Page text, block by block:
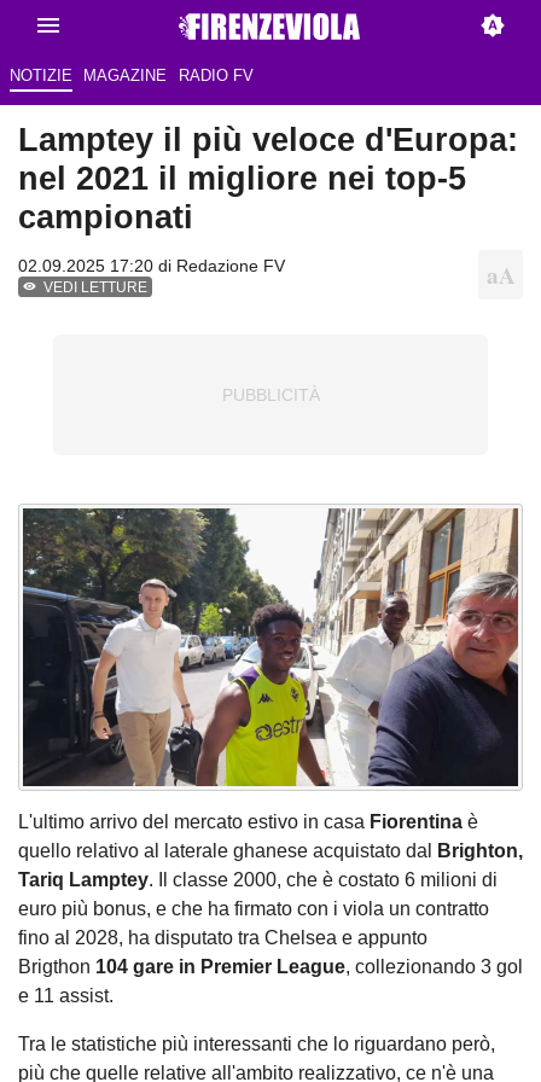
NOTIZIE MAGAZINE RADIO FV
Lamptey il più veloce d'Europa:
nel 2021 il migliore nei top-5
campionati
02.09.2025 17:20 di Redazione FV
VEDI LETTURE
L'ultimo arrivo del mercato estivo in casa Fiorentina è
quello relativo al laterale ghanese acquistato dal
Brighton,
Tariq Lamptey. Il classe 2000, che è costato 6 milioni di
euro più bonus, e che ha firmato con i viola un contratto
fino al 2028, ha disputato tra Chelsea e appunto
Brigthon 104 gare in Premier League, collezionando 3 gol
e 11 assist.
Tra le statistiche più interessanti che lo riguardano però,
più che quelle relative all'ambito realizzativo, ce n'è una